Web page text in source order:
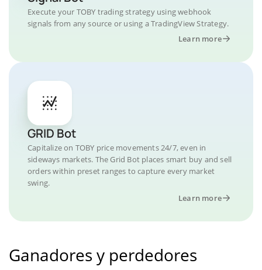
Execute your TOBY trading strategy using webhook
signals from any source or using a TradingView Strategy.
Learn more
GRID Bot
Capitalize on TOBY price movements 24/7, even in
sideways markets. The Grid Bot places smart buy and sell
orders within preset ranges to capture every market
swing.
Learn more
Ganadores y perdedores